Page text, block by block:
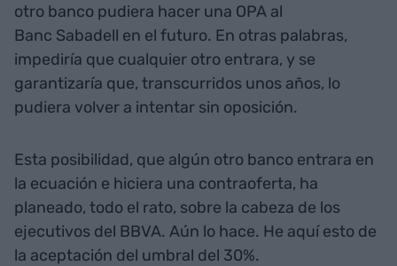
otro banco pudiera hacer una OPA al
Banc Sabadell en el futuro. En otras palabras,
impediría que cualquier otro entrara, y se
garantizaría que, transcurridos unos años, lo
pudiera volver a intentar sin oposición.
Esta posibilidad, que algún otro banco entrara en
la ecuación e hiciera una contraoferta, ha
planeado, todo el rato, sobre la cabeza de los
ejecutivos del BBVA. Aún lo hace. He aquí esto de
la aceptación del umbral del 30%.